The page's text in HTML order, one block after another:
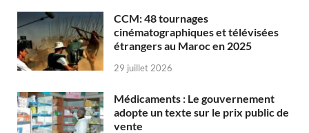
CCM: 48 tournages
cinématographiques et télévisées
étrangers au Maroc en 2025
29 juillet 2026
Médicaments : Le gouvernement
adopte un texte sur le prix public de
vente